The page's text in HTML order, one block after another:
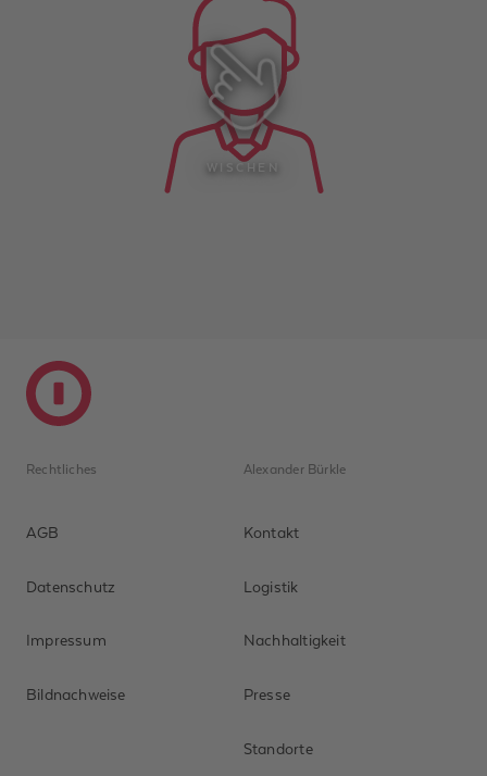
WISCHEN
Rechtliches
AGB
Datenschutz
Impressum
Bildnachweise
Alexander Bürkle
Kontakt
Logistik
Nachhaltigkeit
Presse
Standorte